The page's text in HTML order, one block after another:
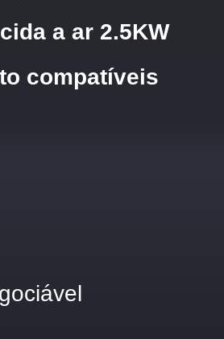
a ar 2.5KW
compatíveis